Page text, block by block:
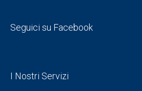
Seguici su Facebook
I Nostri Servizi